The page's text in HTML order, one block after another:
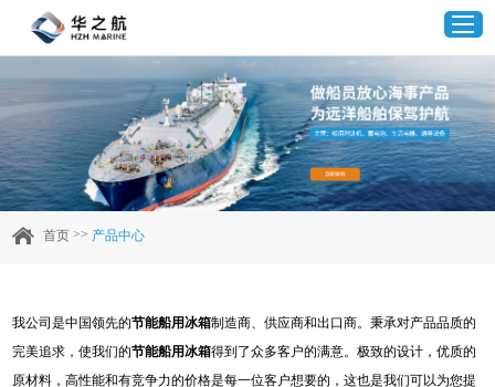
首页
产品中心
客户案例
首页 >> 产品中心
我公司是中国领先的节能船用冰箱制造商、供应商和出口商。秉承对产品品质的
完美追求，使我们的节能船用冰箱得到了众多客户的满意。极致的设计，优质的
原材料，高性能和有竞争力的价格是每一位客户想要的，这也是我们可以为您提